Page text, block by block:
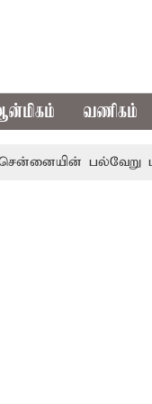
வணிகம்
பல்வேறு